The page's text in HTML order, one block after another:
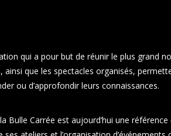
qui a pour but de réunir le plus grand
que les spectacles organisés,
ou d’approfondir leurs connaissances.
Bulle Carrée est aujourd’hui une